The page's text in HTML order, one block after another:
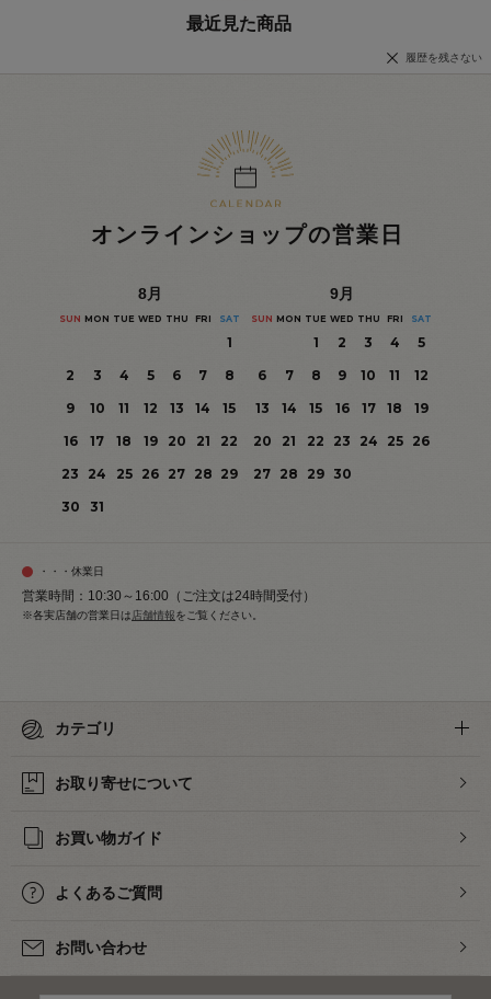
最近見た商品
履歴を残さない
オンラインショップの営業日
8月
SUN MON TUE WED THU FRI SAT
1
2
3 4 5 6 7
8
9
10 11 12 13 14
15
16
17 18 19 20 21
22
23
24 25 26 27 28 29
30
31
9月
SUN MON TUE WED THU FRI SAT
1 2 3 4
5
6
7 8 9 10 11
12
13
14 15 16 17 18
19
20
21 22 23 24 25
26
27 28 29 30
・・・休業日
営業時間：10:30～16:00（ご注文は24時間受付）
※各実店舗の営業日は 店舗情報をご覧ください。
カテゴリ
お取り寄せについて
お買い物ガイド
よくあるご質問
お問い合わせ